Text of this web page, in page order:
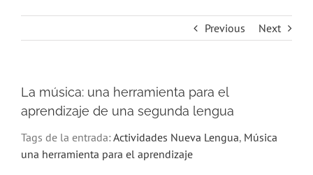
Previous Next
La música: una herramienta para el
aprendizaje de una segunda lengua
Tags de la entrada: Actividades Nueva Lengua, Música
una herramienta para el aprendizaje